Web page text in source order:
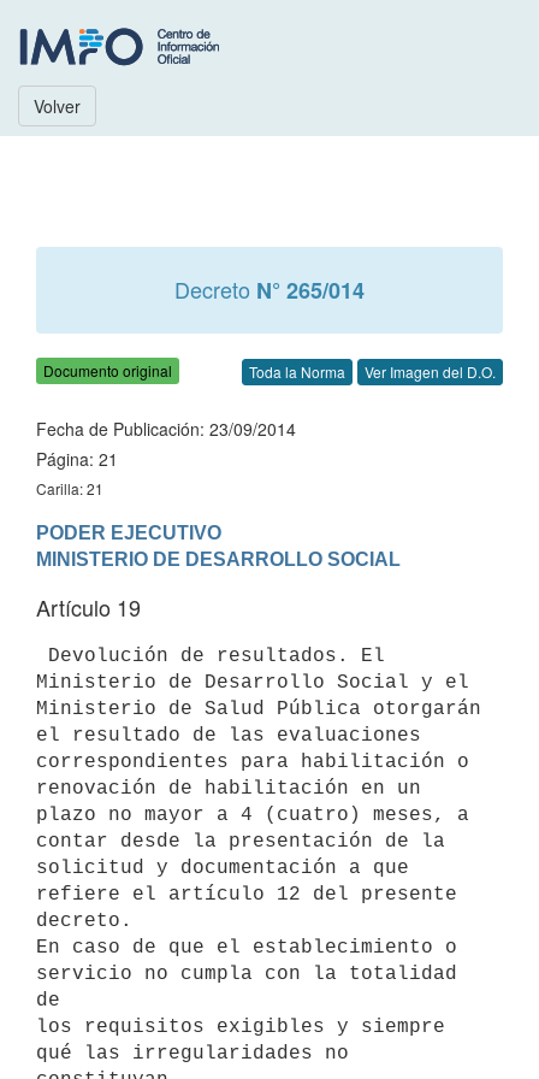
Volver
Decreto N° 265/014
Documento original Toda la Norma Ver Imagen del D.O.
Fecha de Publicación: 23/09/2014
Página: 21
Carilla: 21
PODER EJECUTIVO
Artículo 19
Ministerio de Desarrollo Social y el
Ministerio de Salud Pública otorgarán
el resultado de las evaluaciones
correspondientes para habilitación o
renovación de habilitación en un
plazo no mayor a 4 (cuatro) meses, a
contar desde la presentación de la
solicitud y documentación a que
refiere el artículo 12 del presente
decreto.
En caso de que el establecimiento o
servicio no cumpla con la totalidad
de
los requisitos exigibles y siempre
qué las irregularidades no